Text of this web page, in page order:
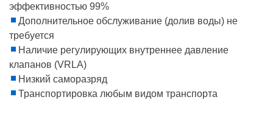
эффективностью 99%
Дополнительное обслуживание (долив воды) не
требуется
Наличие регулирующих внутреннее давление
клапанов (VRLA)
Низкий саморазряд
Транспортировка любым видом транспорта